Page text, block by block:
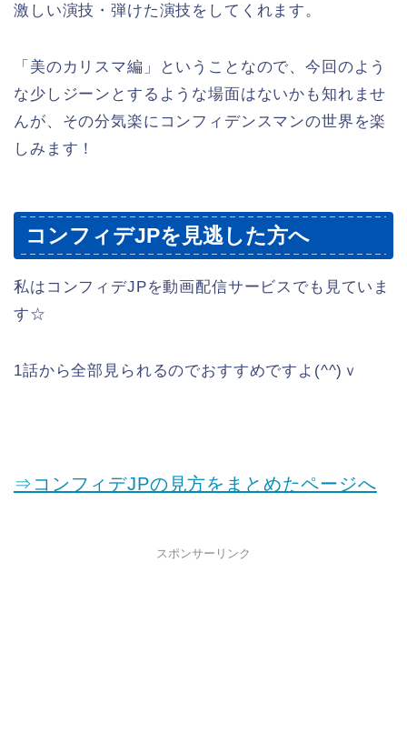
激しい演技・弾けた演技をしてくれます。
「美のカリスマ編」ということなので、今回のよう
な少しジーンとするような場面はないかも知れませ
んが、その分気楽にコンフィデンスマンの世界を楽
しみます！
コンフィデJPを見逃した方へ
私はコンフィデJPを動画配信サービスでも見ていま
す☆
1話から全部見られるのでおすすめですよ(^^)ｖ
⇒コンフィデJPの見方をまとめたページへ
スポンサーリンク